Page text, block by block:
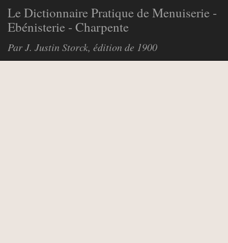
Le Dictionnaire Pratique de Menuiserie -
Ebénisterie - Charpente
Par J. Justin Storck, édition de 1900